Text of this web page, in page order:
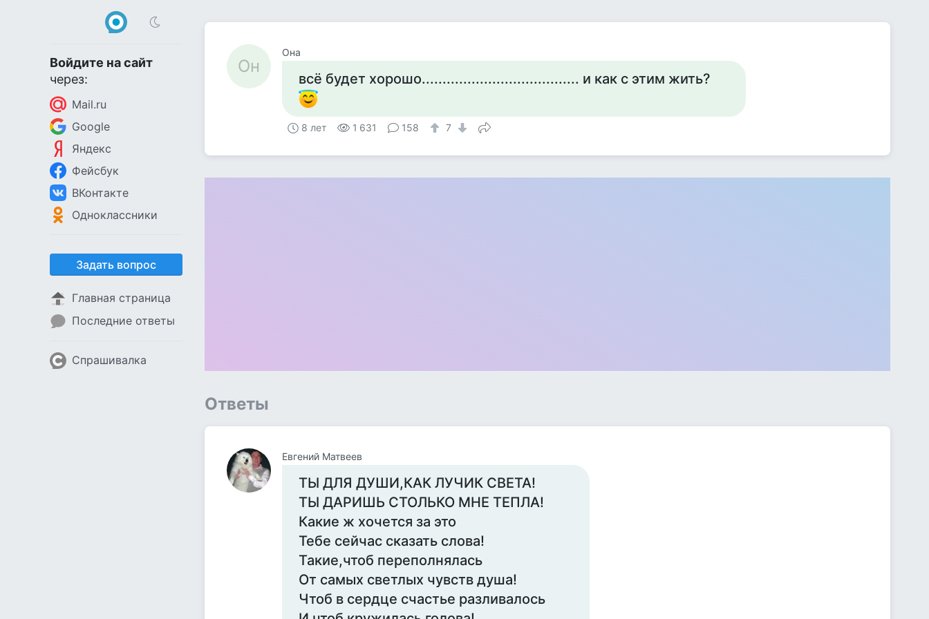
Войдите на сайт
через:
Mail.ru
Google
Яндекс
Фейсбук
ВКонтакте
Одноклассники
Задать вопрос
Главная страница
Последние ответы
Спрашивалка
Он
Она
всё будет хорошо...................................... и как с этим жить?
8 лет 1 631 158 7
Ответы
Евгений Матвеев
ТЫ ДЛЯ ДУШИ,КАК ЛУЧИК СВЕТА!
ТЫ ДАРИШЬ СТОЛЬКО МНЕ ТЕПЛА!
Какие ж хочется за это
Тебе сейчас сказать слова!
Такие,чтоб переполнялась
От самых светлых чувств душа!
Чтоб в сердце счастье разливалось